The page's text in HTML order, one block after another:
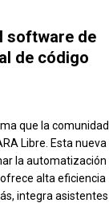
software de
de código
que la comunidad
Libre. Esta nueva
la automatización
alta eficiencia
integra asistentes